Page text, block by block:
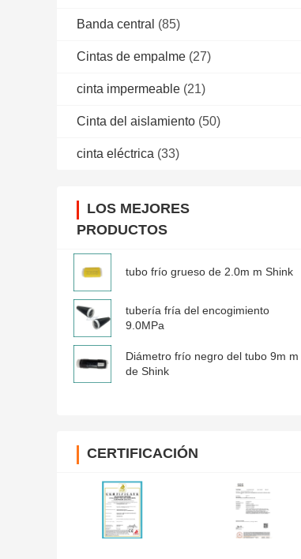
Banda central (85)
Cintas de empalme (27)
cinta impermeable (21)
Cinta del aislamiento (50)
cinta eléctrica (33)
LOS MEJORES
PRODUCTOS
tubo frío grueso de 2.0m m Shink
tubería fría del encogimiento
9.0MPa
Diámetro frío negro del tubo 9m m
de Shink
CERTIFICACIÓN